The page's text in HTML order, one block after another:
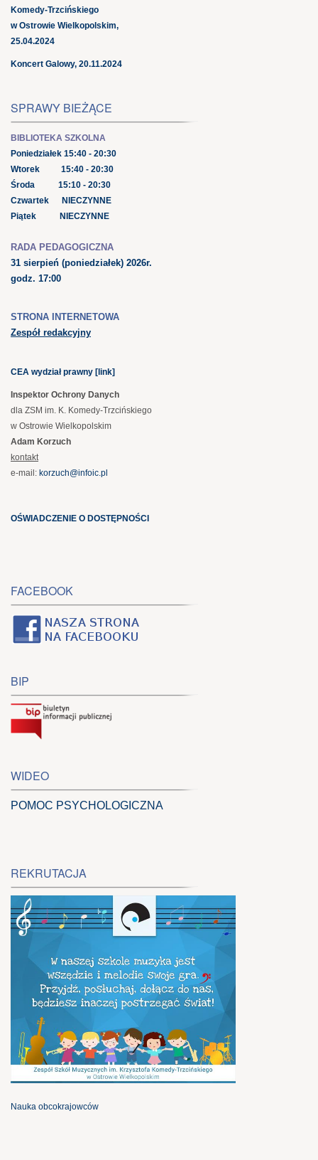
Komedy-Trzcińskiego
w Ostrowie Wielkopolskim,
25.04.2024
Koncert Galowy, 20.11.2024
SPRAWY BIEŻĄCE
BIBLIOTEKA SZKOLNA
Poniedziałek 15:40 - 20:30
Wtorek 15:40 - 20:30
Środa 15:10 - 20:30
Czwartek NIECZYNNE
Piątek NIECZYNNE
RADA PEDAGOGICZNA
31 sierpień (poniedziałek) 2026r.
godz. 17:00
STRONA INTERNETOWA
Zespół redakcyjny
CEA wydział prawny [link]
Inspektor Ochrony Danych
dla ZSM im. K. Komedy-Trzcińskiego
w Ostrowie Wielkopolskim
Adam Korzuch
kontakt
e-mail: korzuch@infoic.pl
OŚWIADCZENIE O DOSTĘPNOŚCI
FACEBOOK
BIP
WIDEO
POMOC PSYCHOLOGICZNA
REKRUTACJA
Nauka obcokrajowców